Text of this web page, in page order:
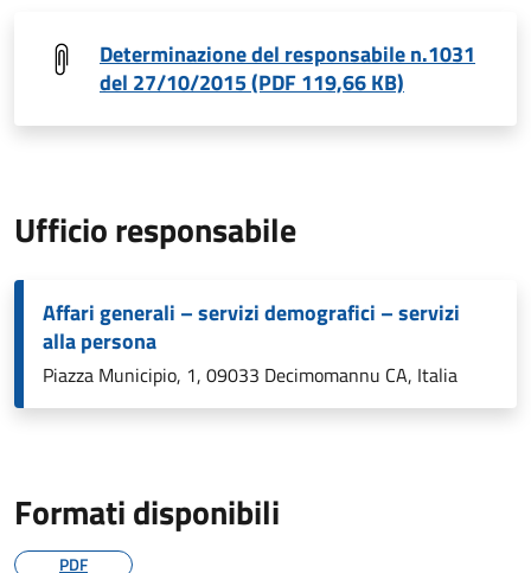
Determinazione del responsabile n.1031
del 27/10/2015 (PDF 119,66 KB)
Ufficio responsabile
Affari generali – servizi demografici – servizi
alla persona
Piazza Municipio, 1, 09033 Decimomannu CA, Italia
Formati disponibili
PDF